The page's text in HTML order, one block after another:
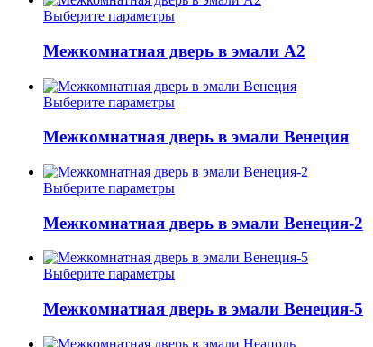
товара.
Опции
можно
на
товара.
Выберите параметрыЭтот
имеет
несколько
Опции
можно
на
товара.
Межкомнатная дверь в эмали А2
Выберите параметрыЭтот
имеет
несколько
вариаций.
Опции
можно
на
товара.
Межкомнатная дверь в эмали Венеция
Выберите параметрыЭтот
имеет
несколько
вариаций.
Опции
можно
на
Межкомнатная дверь в эмали Венеция-2
Выберите параметрыЭтот
имеет
несколько
вариаций.
Межкомнатная дверь в эмали Венеция-5